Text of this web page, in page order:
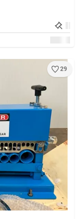
29